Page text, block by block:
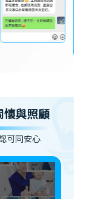
懷與照顧
可同安心